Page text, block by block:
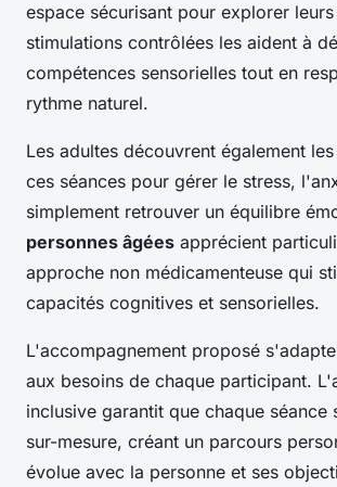
espace sécurisant pour explorer leurs
stimulations contrôlées les aident à
compétences sensorielles tout en
rythme naturel.
Les adultes découvrent également
ces séances pour gérer le stress,
simplement retrouver un équilibre
personnes âgées apprécient
approche non médicamenteuse qui
capacités cognitives et sensorielles.
L'accompagnement proposé
aux besoins de chaque participant.
inclusive garantit que chaque séance
sur-mesure, créant un parcours
évolue avec la personne et ses